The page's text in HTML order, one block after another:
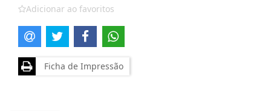
Adicionar ao favoritos
Ficha de Impressão